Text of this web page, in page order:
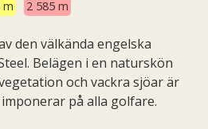
m 2 585 m
den välkända engelska
Belägen i en naturskön
och vackra sjöar är
på alla golfare.